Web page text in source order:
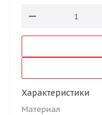
Характеристики
Материал